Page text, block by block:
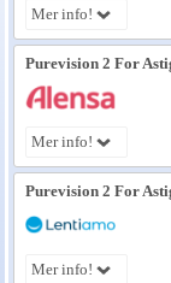
Optiker
Glasögon
Tillverkare - linser
Linstillbehör
Nyheter - linser
Mer info!
Purevision 2 For
Mer info!
Purevision 2 For
Mer info!